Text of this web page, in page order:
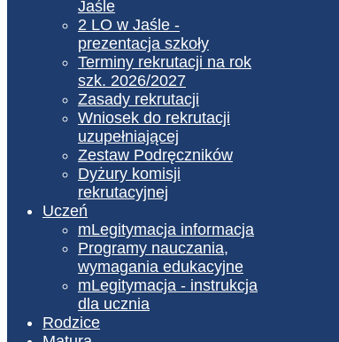
Jaśle
2 LO w Jaśle -
prezentacja szkoły
Terminy rekrutacji na rok
szk. 2026/2027
Zasady rekrutacji
Wniosek do rekrutacji
uzupełniającej
Zestaw Podręczników
Dyżury komisji
rekrutacyjnej
Uczeń
mLegitymacja informacja
Programy nauczania,
wymagania edukacyjne
mLegitymacja - instrukcja
dla ucznia
Rodzice